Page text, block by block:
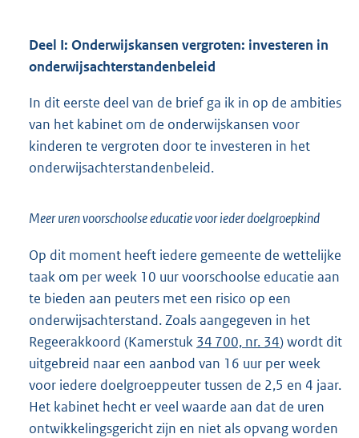
Deel I: Onderwijskansen vergroten: investeren in
onderwijsachterstandenbeleid
In dit eerste deel van de brief ga ik in op de ambities
van het kabinet om de onderwijskansen voor
kinderen te vergroten door te investeren in het
onderwijsachterstandenbeleid.
Meer uren voorschoolse educatie voor ieder doelgroepkind
Op dit moment heeft iedere gemeente de wettelijke
taak om per week 10 uur voorschoolse educatie aan
te bieden aan peuters met een risico op een
onderwijsachterstand. Zoals aangegeven in het
Regeerakkoord (Kamerstuk 34 700, nr. 34) wordt dit
uitgebreid naar een aanbod van 16 uur per week
voor iedere doelgroeppeuter tussen de 2,5 en 4 jaar.
Het kabinet hecht er veel waarde aan dat de uren
ontwikkelingsgericht zijn en niet als opvang worden